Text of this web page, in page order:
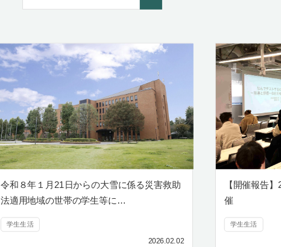
令和８年１月21日からの大雪に係る災害救助
法適用地域の世帯の学生等に…
学生生活
2026.02.02
【開催報告
催
学生生活